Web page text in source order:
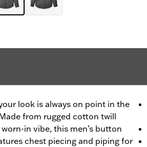
look is always on point in the
from rugged cotton twill
in vibe, this men’s button
chest piecing and piping for